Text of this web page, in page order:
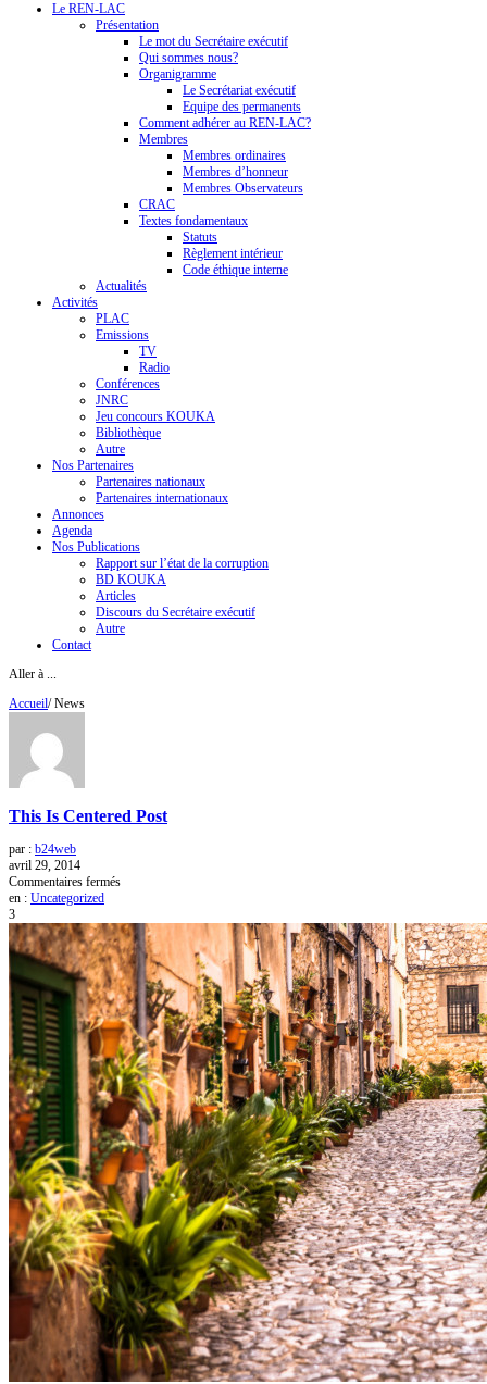
Le REN-LAC
Présentation
Le mot du Secrétaire exécutif
Qui sommes nous?
Organigramme
Le Secrétariat exécutif
Equipe des permanents
Comment adhérer au REN-LAC?
Membres
Membres ordinaires
Membres d’honneur
Membres Observateurs
CRAC
Textes fondamentaux
Statuts
Règlement intérieur
Code éthique interne
Actualités
Activités
PLAC
Emissions
TV
Radio
Conférences
JNRC
Jeu concours KOUKA
Bibliothèque
Autre
Nos Partenaires
Partenaires nationaux
Partenaires internationaux
Annonces
Agenda
Nos Publications
Rapport sur l’état de la corruption
BD KOUKA
Articles
Discours du Secrétaire exécutif
Autre
Contact
Aller à ...
Accueil/ News
This Is Centered Post
par : b24web
avril 29, 2014
Commentaires fermés
Centered
Post
en : Uncategorized
3